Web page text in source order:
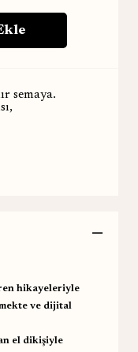
semaya.
hikayeleriyle
ve dijital
el dikişiyle